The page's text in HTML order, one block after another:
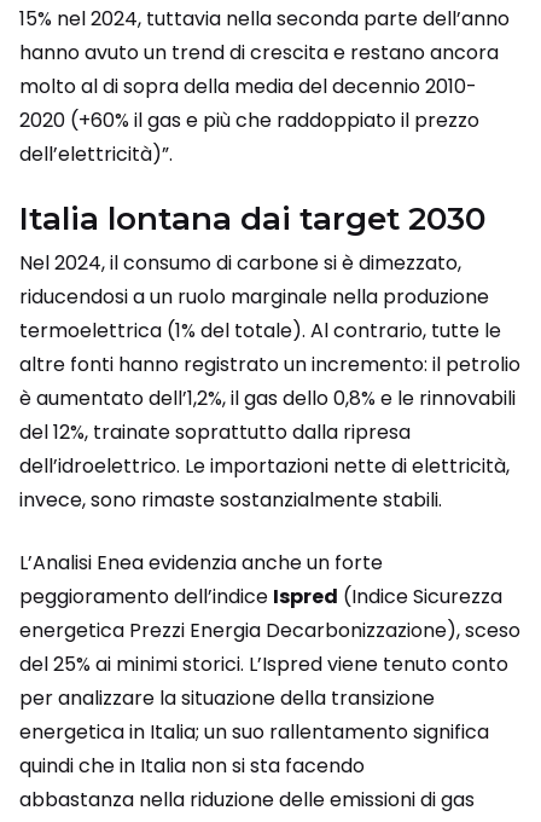
15% nel 2024, tuttavia nella seconda parte dell’anno
hanno avuto un trend di crescita e restano ancora
molto al di sopra della media del decennio 2010-
2020 (+60% il gas e più che raddoppiato il prezzo
dell’elettricità)”.
Italia lontana dai target 2030
Nel 2024, il consumo di carbone si è dimezzato,
riducendosi a un ruolo marginale nella produzione
termoelettrica (1% del totale). Al contrario, tutte le
altre fonti hanno registrato un incremento: il petrolio
è aumentato dell’1,2%, il gas dello 0,8% e le rinnovabili
del 12%, trainate soprattutto dalla ripresa
dell’idroelettrico. Le importazioni nette di elettricità,
invece, sono rimaste sostanzialmente stabili.
L’Analisi Enea evidenzia anche un forte
peggioramento dell’indice Ispred (Indice Sicurezza
energetica Prezzi Energia Decarbonizzazione), sceso
del 25% ai minimi storici. L’Ispred viene tenuto conto
per analizzare la situazione della transizione
energetica in Italia; un suo rallentamento significa
quindi che in Italia non si sta facendo
abbastanza nella riduzione delle emissioni di gas